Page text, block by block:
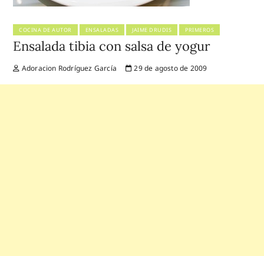
COCINA DE AUTOR ENSALADAS JAIME DRUDIS PRIMEROS
Ensalada tibia con salsa de yogur
Adoracion Rodríguez García 29 de agosto de 2009